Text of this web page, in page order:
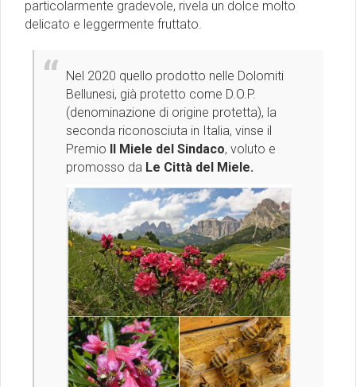
particolarmente gradevole, rivela un dolce molto
delicato e leggermente fruttato.
Nel 2020 quello prodotto nelle Dolomiti
Bellunesi, già protetto come D.O.P.
(denominazione di origine protetta), la
seconda riconosciuta in Italia, vinse il
Premio Il Miele del Sindaco, voluto e
promosso da Le Città del Miele.